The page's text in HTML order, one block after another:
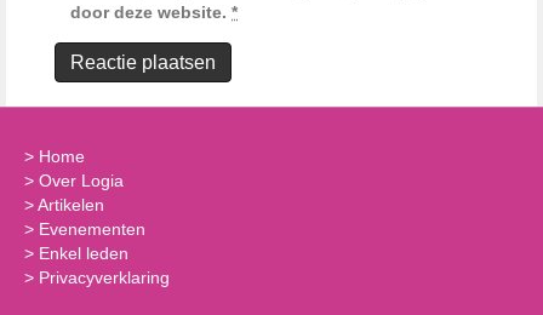
door deze website. *
> Home
> Over Logia
>Artikelen
> Evenementen
> Enkel leden
> Privacyverklaring